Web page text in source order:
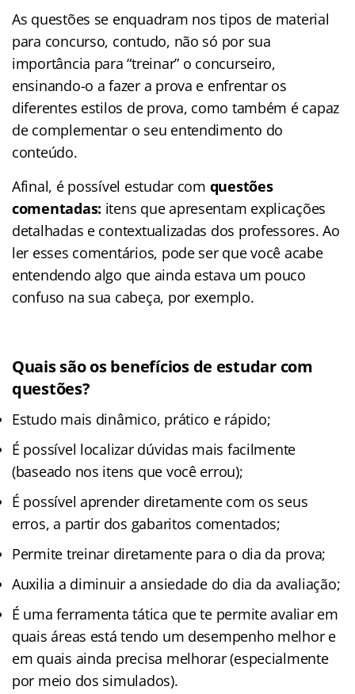
As questões se enquadram nos tipos de material
para concurso, contudo, não só por sua
importância para “treinar” o concurseiro,
ensinando-o a fazer a prova e enfrentar os
diferentes estilos de prova, como também é capaz
de complementar o seu entendimento do
conteúdo.
Afinal, é possível estudar com questões
comentadas: itens que apresentam explicações
detalhadas e contextualizadas dos professores. Ao
ler esses comentários, pode ser que você acabe
entendendo algo que ainda estava um pouco
confuso na sua cabeça, por exemplo.
Quais são os benefícios de estudar com
questões?
Estudo mais dinâmico, prático e rápido;
É possível localizar dúvidas mais facilmente
(baseado nos itens que você errou);
É possível aprender diretamente com os seus
erros, a partir dos gabaritos comentados;
Permite treinar diretamente para o dia da prova;
Auxilia a diminuir a ansiedade do dia da avaliação;
É uma ferramenta tática que te permite avaliar em
quais áreas está tendo um desempenho melhor e
em quais ainda precisa melhorar (especialmente
por meio dos simulados).